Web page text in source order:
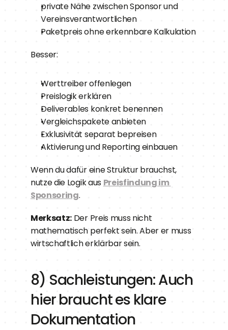
private Nähe zwischen Sponsor und
Vereinsverantwortlichen
Paketpreis ohne erkennbare Kalkulation
Besser:
Werttreiber offenlegen
Preislogik erklären
Deliverables konkret benennen
Vergleichspakete anbieten
Exklusivität separat bepreisen
Aktivierung und Reporting einbauen
Wenn du dafür eine Struktur brauchst,
nutze die Logik aus Preisfindung im
Sponsoring.
Merksatz: Der Preis muss nicht
mathematisch perfekt sein. Aber er muss
wirtschaftlich erklärbar sein.
8) Sachleistungen: Auch
hier braucht es klare
Dokumentation